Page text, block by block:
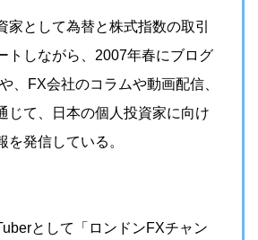
家として為替と株式指数の取引
トしながら、2007年春にブログ
、FX会社のコラムや動画配信、
じて、日本の個人投資家に向け
を発信している。
として「ロンドンFXチャン